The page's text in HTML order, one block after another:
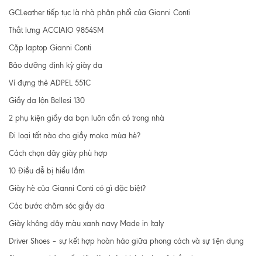
GCLeather tiếp tục là nhà phân phối của Gianni Conti
Thắt lưng ACCIAIO 9854SM
Cặp laptop Gianni Conti
Bảo dưỡng định kỳ giày da
Ví đựng thẻ ADPEL 551C
Giầy da lộn Bellesi 130
2 phụ kiện giầy da bạn luôn cần có trong nhà
Đi loại tất nào cho giầy moka mùa hè?
Cách chọn dây giày phù hợp
10 Điều dễ bị hiểu lầm
Giày hè của Gianni Conti có gì đặc biệt?
Các bước chăm sóc giầy da
Giày không dây màu xanh navy Made in Italy
Driver Shoes – sự kết hợp hoàn hảo giữa phong cách và sự tiện dụng